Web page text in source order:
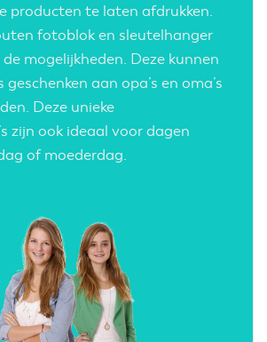
producten te laten afdrukken.
fotoblok en sleutelhanger
mogelijkheden. Deze kunnen
aan opa’s en oma’s
Deze unieke
zijn ook ideaal voor dagen
of moederdag.